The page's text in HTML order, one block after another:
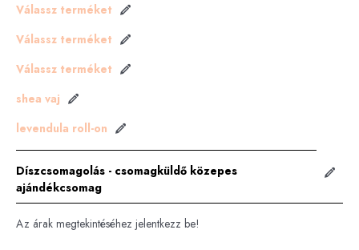
Válassz terméket
Válassz terméket
Válassz terméket
shea vaj
levendula roll-on
Díszcsomagolás - csomagküldő közepes
ajándékcsomag
Az árak megtekintéséhez jelentkezz be!